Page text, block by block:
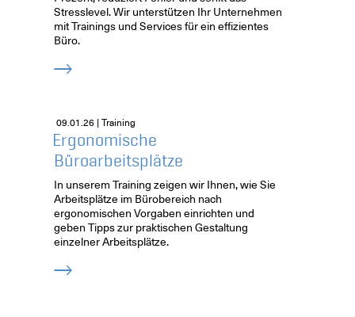
Stresslevel. Wir unterstützen Ihr Unternehmen
mit Trainings und Services für ein effizientes
Büro.
09.01.26 | Training
Ergonomische
Büroarbeitsplätze
In unserem Training zeigen wir Ihnen, wie Sie
Arbeitsplätze im Bürobereich nach
ergonomischen Vorgaben einrichten und
geben Tipps zur praktischen Gestaltung
einzelner Arbeitsplätze.